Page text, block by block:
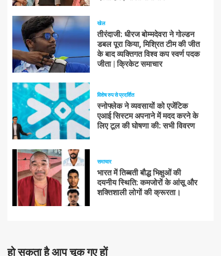
खेल
तीरंदाजी: धीरज बोम्मदेवरा ने गोल्डन
डबल पूरा किया, मिश्रित टीम की जीत
के बाद व्यक्तिगत विश्व कप स्वर्ण पदक
जीता | क्रिकेट समाचार
विशेष रुप से प्रदर्शित
स्नोफ्लेक ने व्यवसायों को एजेंटिक
एआई सिस्टम अपनाने में मदद करने के
लिए टूल की घोषणा की: सभी विवरण
समाचार
भारत में तिब्बती बौद्ध भिक्षुओं की
दयनीय स्थिति: कमजोरों के आंसू और
शक्तिशाली लोगों की क्रूरता।
हो सकता है आप चूक गए हों